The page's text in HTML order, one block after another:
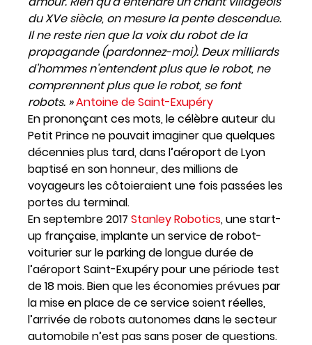
du XVe siècle, on mesure la pente descendue.
Il ne reste rien que la voix du robot de la
propagande (pardonnez-moi). Deux milliards
d’hommes n’entendent plus que le robot, ne
comprennent plus que le robot, se font
robots. »Antoine de Saint-Exupéry
En prononçant ces mots, le célèbre auteur du
Petit Prince ne pouvait imaginer que quelques
décennies plus tard, dans l’aéroport de Lyon
baptisé en son honneur, des millions de
voyageurs les côtoieraient une fois passées les
portes du terminal.
En septembre 2017 Stanley Robotics, une start-
up française, implante un service de robot-
voiturier sur le parking de longue durée de
l’aéroport Saint-Exupéry pour une période test
de 18 mois. Bien que les économies prévues par
la mise en place de ce service soient réelles,
l’arrivée de robots autonomes dans le secteur
automobile n’est pas sans poser de questions.